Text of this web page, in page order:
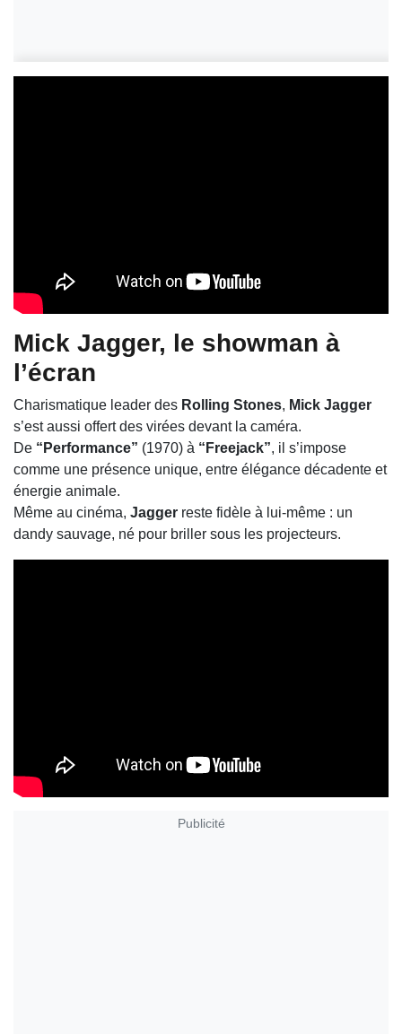
Mick Jagger, le showman à
l’écran
Charismatique leader des Rolling Stones, Mick Jagger
s’est aussi offert des virées devant la caméra.
De “Performance” (1970) à “Freejack”, il s’impose
comme une présence unique, entre élégance décadente et
énergie animale.
Même au cinéma, Jagger reste fidèle à lui-même : un
dandy sauvage, né pour briller sous les projecteurs.
Publicité